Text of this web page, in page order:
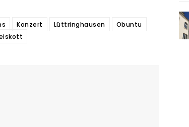
Konzert Lüttringhausen
Obuntu